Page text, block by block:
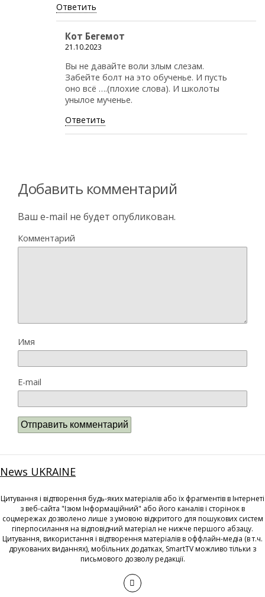
Ответить
Кот Бегемот
21.10.2023
Вы не давайте воли злым слезам.
Забейте болт на это обученье. И пусть
оно всё ….(плохие слова). И школоты
унылое мученье.
Ответить
Добавить комментарий
Ваш e-mail не будет опубликован.
Комментарий
Имя
E-mail
News UKRAINE
Цитування і відтворення будь-яких матеріалів або їх фрагментів в Інтернеті
з веб-сайта "Ізюм Інформаційний" або його каналів і сторінок в
соцмережах дозволено лише з умовою відкритого для пошукових систем
гіперпосилання на відповідний матеріал не нижче першого абзацу.
Цитування, використання і відтворення матеріалів в оффлайн-медіа (в т.ч.
друкованих виданнях), мобільних додатках, SmartTV можливо тільки з
письмового дозволу редакції.